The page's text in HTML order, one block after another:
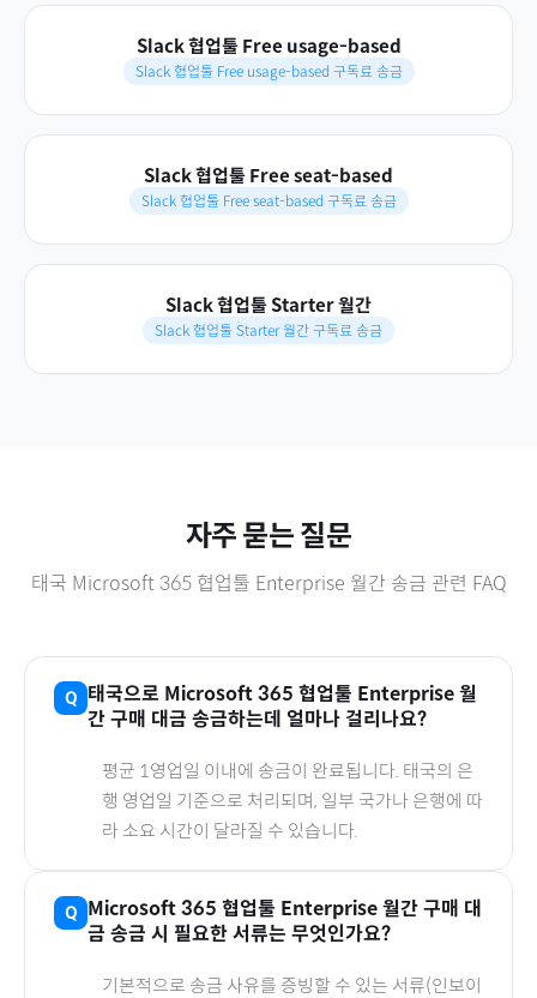
Slack 협업툴 Free usage-based
Slack 협업툴 Free usage-based 구독료 송금
Slack 협업툴 Free seat-based
Slack 협업툴 Free seat-based 구독료 송금
Slack 협업툴 Starter 월간
Slack 협업툴 Starter 월간 구독료 송금
자주 묻는 질문
태국 Microsoft 365 협업툴 Enterprise 월간 송금 관련 FAQ
태국으로 Microsoft 365 협업툴 Enterprise 월
간구매 대금 송금하는데 얼마나 걸리나요?
평균 1영업일 이내에 송금이 완료됩니다. 태국의 은
행 영업일 기준으로 처리되며, 일부 국가나 은행에 따
라 소요 시간이 달라질 수 있습니다.
Microsoft 365 협업툴 Enterprise 월간구매 대
금 송금 시 필요한 서류는 무엇인가요?
기본적으로 송금 사유를 증빙할 수 있는 서류(인보이